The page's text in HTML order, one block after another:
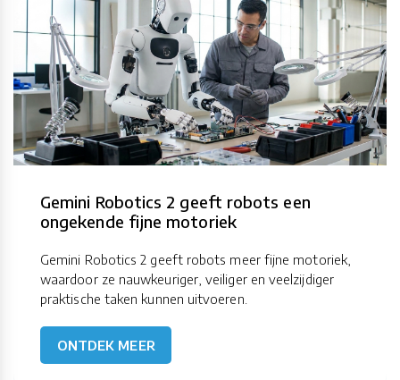
Gemini Robotics 2 geeft robots een
ongekende fijne motoriek
Gemini Robotics 2 geeft robots meer fijne motoriek,
waardoor ze nauwkeuriger, veiliger en veelzijdiger
praktische taken kunnen uitvoeren.
ONTDEK MEER